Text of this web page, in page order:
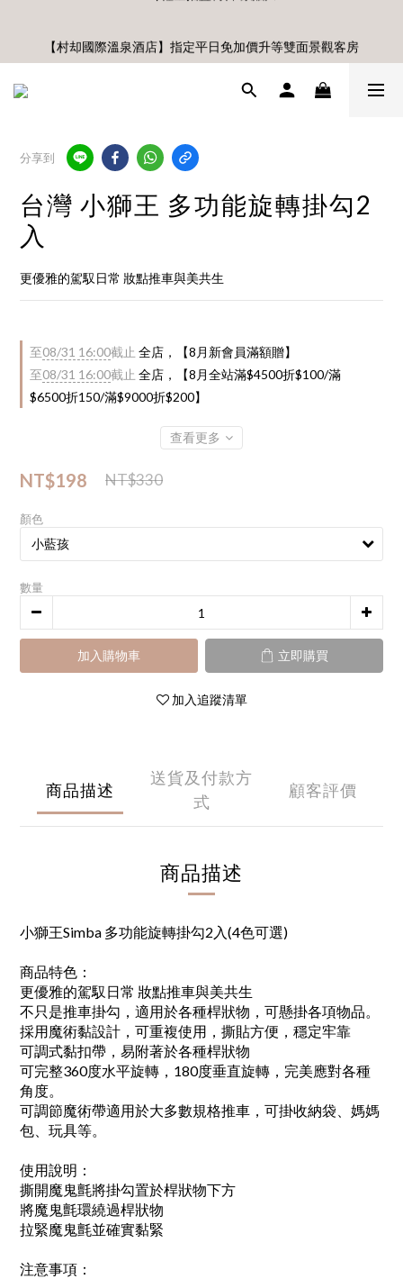
Disney輕量摺疊椅(不累贈)🎊
8月每週五、六、日 新會員 首購免運🔥
🎊8月底前、首購滿$3500贈UBMOM透明防水提袋 滿$6500贈
Disney輕量摺疊椅(不累贈)🎊
分享到
台灣 小獅王 多功能旋轉掛勾2
入
更優雅的駕馭日常 妝點推車與美共生
至08/31 16:00截止 全店，【8月新會員滿額贈】
至08/31 16:00截止 全店，【8月全站滿$4500折$100/滿
$6500折150/滿$9000折$200】
查看更多
NT$198 NT$330
顏色
數量
加入購物車 立即購買
加入追蹤清單
商品描述
送貨及付款方
式
顧客評價
商品描述
小獅王Simba 多功能旋轉掛勾2入(4色可選)
商品特色：
更優雅的駕馭日常 妝點推車與美共生
不只是推車掛勾，適用於各種桿狀物，可懸掛各項物品。
採用魔術黏設計，可重複使用，撕貼方便，穩定牢靠
可調式黏扣帶，易附著於各種桿狀物
可完整360度水平旋轉，180度垂直旋轉，完美應對各種
角度。
可調節魔術帶適用於大多數規格推車，可掛收納袋、媽媽
包、玩具等。
使用說明：
撕開魔鬼氈將掛勾置於桿狀物下方
將魔鬼氈環繞過桿狀物
拉緊魔鬼氈並確實黏緊
注意事項：